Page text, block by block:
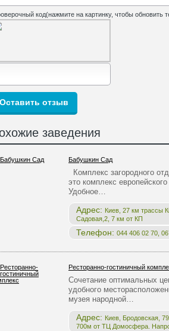
код(нажмите на картинку, чтобы обновить
заведения
Бабушкин Сад
Комплекс загородного
это комплекс
Удобное…
Адрес: Киев, 27 км трассы
Садовая,2, 7 км от КП
Телефон: 044 406 02 70,
Ресторанно-гостиничный
Сочетание оптимальных
удобного
музея народной…
Адрес: Киев, Бродовская,
700м от ТЦ Домосфера.